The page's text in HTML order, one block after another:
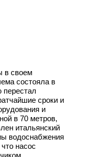
в своем
состояла в
сроки и
и
в 70 метров,
итальянский
водоснабжения
насос